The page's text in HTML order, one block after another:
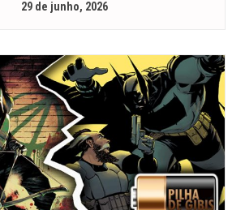
29 de junho, 2026